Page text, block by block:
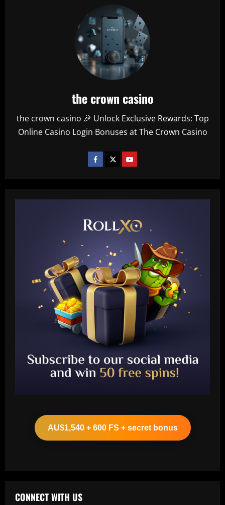
the crown casino
the crown casino 🎉 Unlock Exclusive Rewards: Top
Online Casino Login Bonuses at The Crown Casino
AU$1,540 + 600 FS + secret bonus
CONNECT WITH US
2
biggest underperformers this season
onto Man Utd outcast Antony